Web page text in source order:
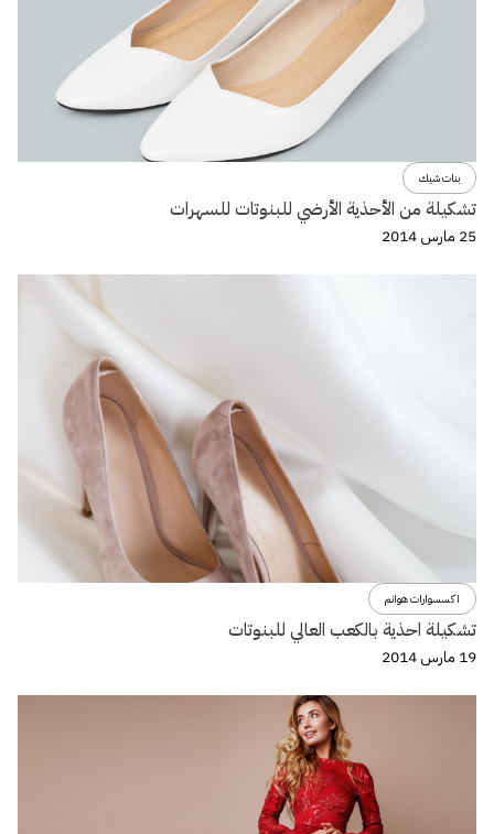
بنات شيك
تشكيلة من الأحذية الأرضي للبنوتات للسهرات
25 مارس 2014
اكسسوارات هوانم
تشكيلة احذية بالكعب العالي للبنوتات
19 مارس 2014